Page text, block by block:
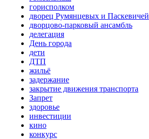
горисполком
дворец Румянцевых и Паскевичей
дворцово-парковый ансамбль
делегация
День города
дети
ДТП
жильё
задержание
закрытие движения транспорта
Запрет
здоровье
инвестиции
кино
конкурс